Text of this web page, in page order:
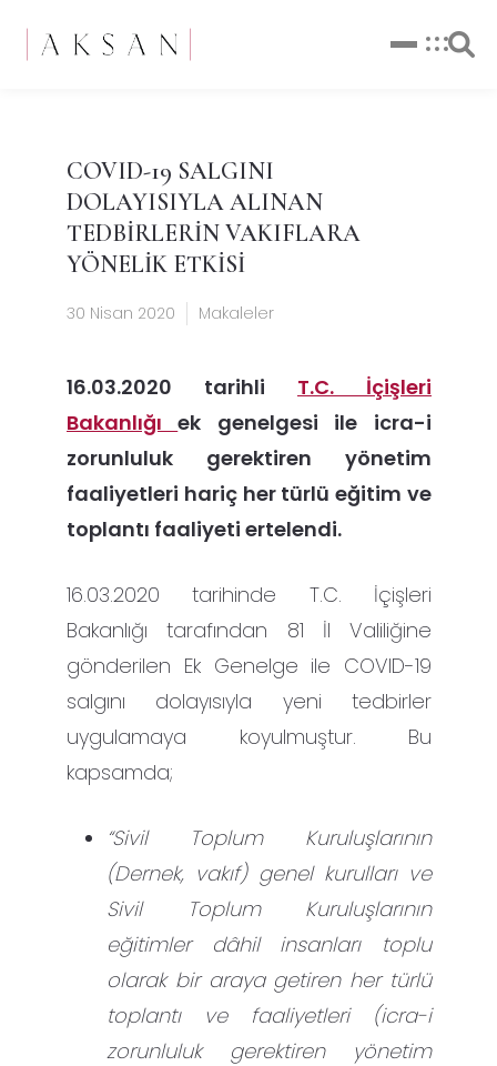
COVID-19 SALGINI
DOLAYISIYLA ALINAN
TEDBİRLERİN VAKIFLARA
YÖNELİK ETKİSİ
30 Nisan 2020 Makaleler
16.03.2020 tarihli T.C. İçişleri
Bakanlığıek genelgesi ile
icra-i
zorunluluk gerektiren yönetim
faaliyetleri hariç her türlü eğitim ve
toplantı faaliyeti ertelendi.
16.03.2020 tarihinde T.C. İçişleri
Bakanlığı tarafından 81 İl Valiliğine
gönderilen Ek Genelge ile COVID-19
salgını dolayısıyla yeni tedbirler
uygulamaya koyulmuştur. Bu
kapsamda;
“Sivil Toplum Kuruluşlarının
(Dernek, vakıf) genel kurulları ve
Sivil Toplum Kuruluşlarının
eğitimler dâhil insanları toplu
olarak bir araya getiren her türlü
toplantı ve faaliyetleri (icra-i
zorunluluk gerektiren yönetim